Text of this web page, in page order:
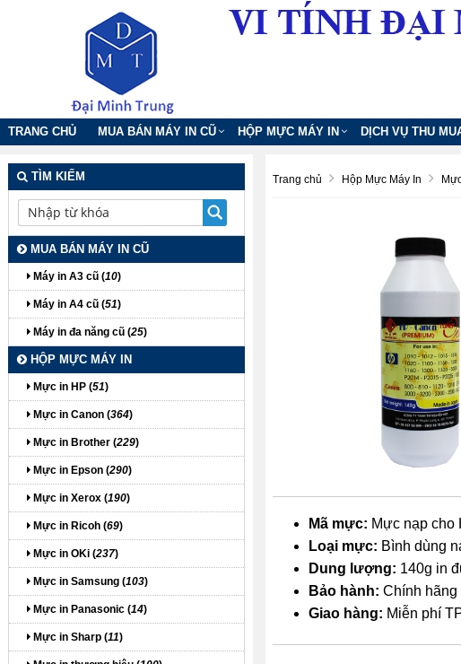
TRANG CHỦ MUA BÁN MÁY IN CŨ HỘP MỰC MÁY IN DỊCH VỤ THU
Trang chủ Hộp Mực Máy In
Mã mực: Mực nạp cho
Loại mực: Bình dùng
Dung lượng: 140g in
Bảo hành: Chính hãng
Giao hàng: Miễn phí
TÌM KIẾM
MUA BÁN MÁY IN CŨ
Máy in A3 cũ (10)
Máy in A4 cũ (51)
Máy in đa năng cũ (25)
HỘP MỰC MÁY IN
Mực in HP (51)
Mực in Canon (364)
Mực in Brother (229)
Mực in Epson (290)
Mực in Xerox (190)
Mực in Ricoh (69)
Mực in OKi (237)
Mực in Samsung (103)
Mực in Panasonic (14)
Mực in Sharp (11)